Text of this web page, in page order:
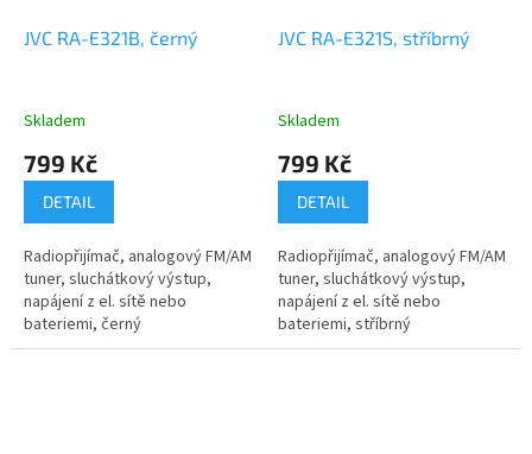
JVC RA-E321B, černý
Skladem
799 Kč
DETAIL
Radiopřijímač, analogový FM/AM
tuner, sluchátkový výstup,
napájení z el. sítě nebo
bateriemi, černý
JVC RA-E321S, stříbrný
Skladem
799 Kč
DETAIL
Radiopřijímač, analogový FM/AM
tuner, sluchátkový výstup,
napájení z el. sítě nebo
bateriemi, stříbrný